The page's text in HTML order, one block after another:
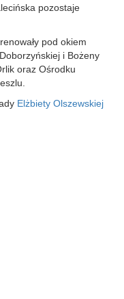
pozostaje
pod okiem
i Bożeny
oraz Ośrodku
Elżbiety Olszewskiej